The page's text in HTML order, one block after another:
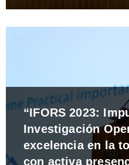
“IFORS 2023:
Investigación
excelencia en la
con activa